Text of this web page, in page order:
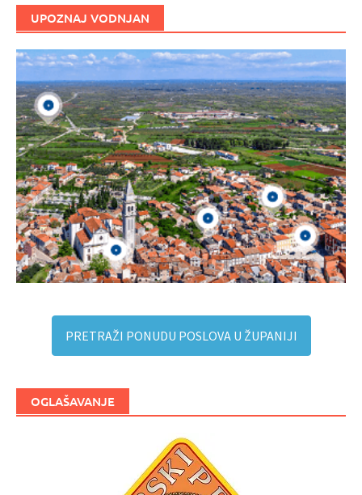
UPOZNAJ VODNJAN
PRETRAŽI PONUDU POSLOVA U ŽUPANIJI
OGLAŠAVANJE